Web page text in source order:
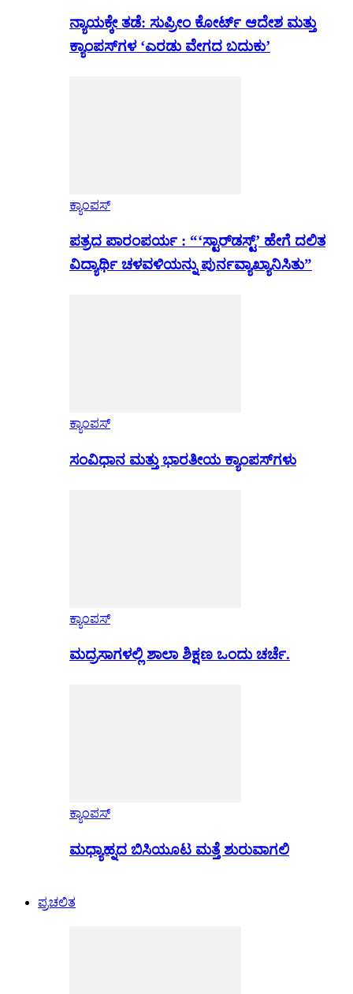
ನ್ಯಾಯಕ್ಕೇ ತಡೆ: ಸುಪ್ರೀಂ ಕೋರ್ಟ್ ಆದೇಶ ಮತ್ತು
ಕ್ಯಾಂಪಸ್‌ಗಳ ‘ಎರಡು ವೇಗದ ಬದುಕು’
ಕ್ಯಾಂಪಸ್
ಪತ್ರದ ಪಾರಂಪರ್ಯ : “‘ಸ್ಟಾರ್‌ಡಸ್ಟ್’ ಹೇಗೆ ದಲಿತ
ವಿದ್ಯಾರ್ಥಿ ಚಳವಳಿಯನ್ನು ಪುರ್ನವ್ಯಾಖ್ಯಾನಿಸಿತು”
ಕ್ಯಾಂಪಸ್
ಸಂವಿಧಾನ ಮತ್ತು ಭಾರತೀಯ ಕ್ಯಾಂಪಸ್‌ಗಳು
ಕ್ಯಾಂಪಸ್
ಮದ್ರಸಾಗಳಲ್ಲಿ ಶಾಲಾ ಶಿಕ್ಷಣ ಒಂದು ಚರ್ಚೆ.
ಕ್ಯಾಂಪಸ್
ಮಧ್ಯಾಹ್ನದ ಬಿಸಿಯೂಟ ಮತ್ತೆ ಶುರುವಾಗಲಿ
ಪ್ರಚಲಿತ